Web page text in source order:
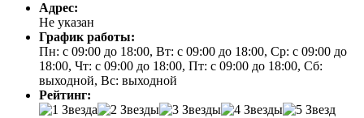
Адрес:
Не указан
График работы:
Пн: с 09:00 до 18:00, Вт: с 09:00 до 18:00, Ср: с 09:00 до
18:00, Чт: с 09:00 до 18:00, Пт: с 09:00 до 18:00, Сб:
выходной, Вс: выходной
Рейтинг: